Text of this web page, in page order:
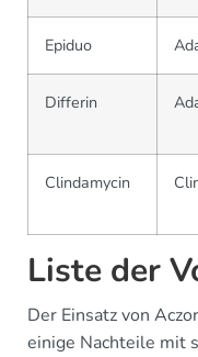
Epiduo
Differin
Clindamycin
Liste der
Der Einsatz von
einige Nachteile mit